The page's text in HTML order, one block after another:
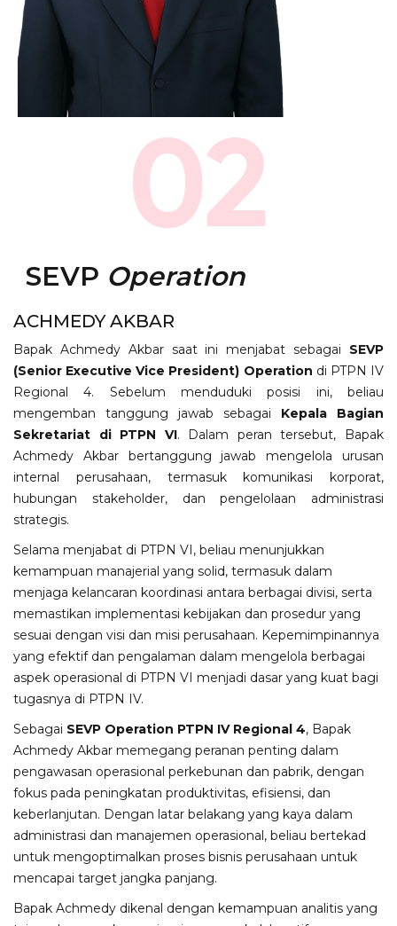
02
SEVP Operation
ACHMEDY AKBAR
Bapak Achmedy Akbar saat ini menjabat sebagai SEVP
(Senior Executive Vice President) Operation di PTPN IV
Regional 4. Sebelum menduduki posisi ini, beliau
mengemban tanggung jawab sebagai Kepala Bagian
Sekretariat di PTPN VI. Dalam peran tersebut, Bapak
Achmedy Akbar bertanggung jawab mengelola urusan
internal perusahaan, termasuk komunikasi korporat,
hubungan stakeholder, dan pengelolaan administrasi
strategis.
Selama menjabat di PTPN VI, beliau menunjukkan
kemampuan manajerial yang solid, termasuk dalam
menjaga kelancaran koordinasi antara berbagai divisi, serta
memastikan implementasi kebijakan dan prosedur yang
sesuai dengan visi dan misi perusahaan. Kepemimpinannya
yang efektif dan pengalaman dalam mengelola berbagai
aspek operasional di PTPN VI menjadi dasar yang kuat bagi
tugasnya di PTPN IV.
Sebagai SEVP Operation PTPN IV Regional 4, Bapak
Achmedy Akbar memegang peranan penting dalam
pengawasan operasional perkebunan dan pabrik, dengan
fokus pada peningkatan produktivitas, efisiensi, dan
keberlanjutan. Dengan latar belakang yang kaya dalam
administrasi dan manajemen operasional, beliau bertekad
untuk mengoptimalkan proses bisnis perusahaan untuk
mencapai target jangka panjang.
Bapak Achmedy dikenal dengan kemampuan analitis yang